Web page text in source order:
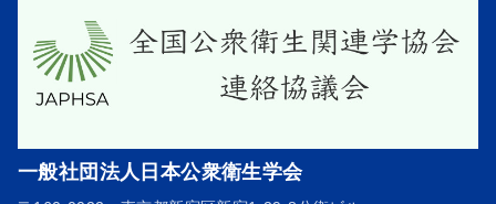
一般社団法人日本公衆衛生学会